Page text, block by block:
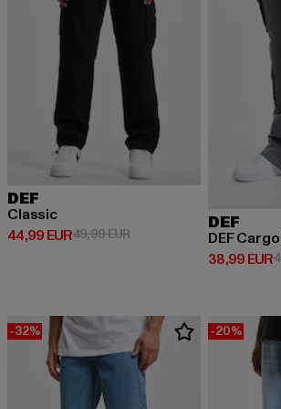
DEF
Classic
44,99 EUR
Derzeitiger Preis: 44,99 EUR
49,99 EURAktionspreis: 49,99 EUR
DEF
DEF
38,99 EUR
Derzeitiger
-32% -20%